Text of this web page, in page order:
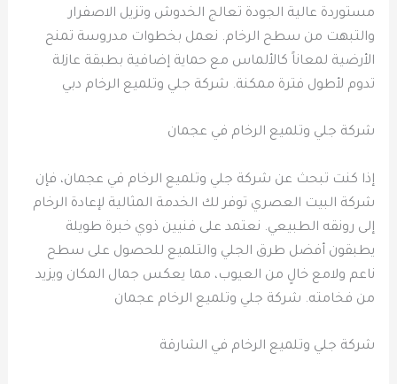
مستوردة عالية الجودة تعالج الخدوش وتزيل الاصفرار
والتبهت من سطح الرخام. نعمل بخطوات مدروسة تمنح
الأرضية لمعاناً كالألماس مع حماية إضافية بطبقة عازلة
تدوم لأطول فترة ممكنة. شركة جلي وتلميع الرخام دبي
شركة جلي وتلميع الرخام في عجمان
إذا كنت تبحث عن شركة جلي وتلميع الرخام في عجمان، فإن
شركة البيت العصري توفر لك الخدمة المثالية لإعادة الرخام
إلى رونقه الطبيعي. نعتمد على فنيين ذوي خبرة طويلة
يطبقون أفضل طرق الجلي والتلميع للحصول على سطح
ناعم ولامع خالٍ من العيوب، مما يعكس جمال المكان ويزيد
من فخامته. شركة جلي وتلميع الرخام عجمان
شركة جلي وتلميع الرخام في الشارقة